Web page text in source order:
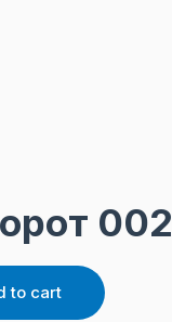
002
to cart